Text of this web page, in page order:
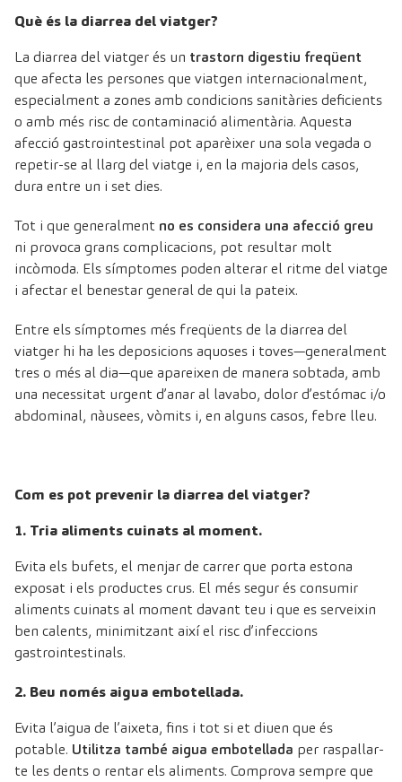
Què és la diarrea del viatger?
La diarrea del viatger és un trastorn digestiu freqüent
que afecta les persones que viatgen internacionalment,
especialment a zones amb condicions sanitàries deficients
o amb més risc de contaminació alimentària. Aquesta
afecció gastrointestinal pot aparèixer una sola vegada o
repetir-se al llarg del viatge i, en la majoria dels casos,
dura entre un i set dies.
Tot i que generalment no es considera una afecció greu
ni provoca grans complicacions, pot resultar molt
incòmoda. Els símptomes poden alterar el ritme del viatge
i afectar el benestar general de qui la pateix.
Entre els símptomes més freqüents de la diarrea del
viatger hi ha les deposicions aquoses i toves—generalment
tres o més al dia—que apareixen de manera sobtada, amb
una necessitat urgent d’anar al lavabo, dolor d’estómac i/o
abdominal, nàusees, vòmits i, en alguns casos, febre lleu.
Com es pot prevenir la diarrea del viatger?
1. Tria aliments cuinats al moment.
Evita els bufets, el menjar de carrer que porta estona
exposat i els productes crus. El més segur és consumir
aliments cuinats al moment davant teu i que es serveixin
ben calents, minimitzant així el risc d’infeccions
gastrointestinals.
2. Beu només aigua embotellada.
Evita l’aigua de l’aixeta, fins i tot si et diuen que és
potable. Utilitza també aigua embotellada per raspallar-
te les dents o rentar els aliments. Comprova sempre que